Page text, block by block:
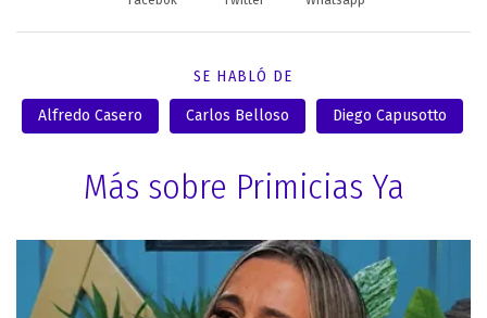
SE HABLÓ DE
Alfredo Casero Carlos Belloso Diego Capusotto
Más sobre Primicias Ya